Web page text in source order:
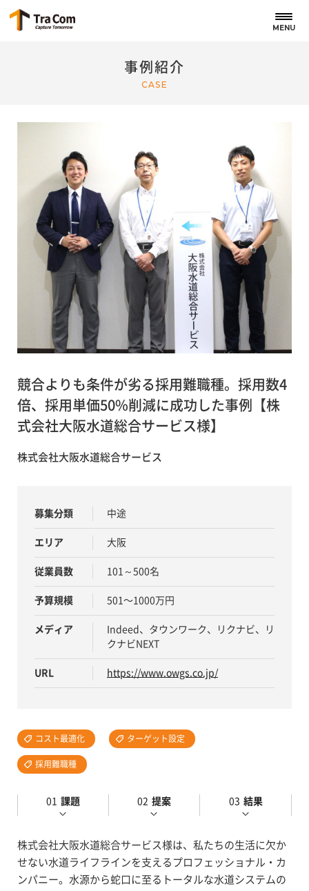
MENU
事例紹介
CASE
競合よりも条件が劣る採用難職種。採用数4
倍、採用単価50%削減に成功した事例【株
式会社大阪水道総合サービス様】
株式会社大阪水道総合サービス
募集分類 中途
エリア 大阪
従業員数 101～500名
予算規模 501〜1000万円
メディア
Indeed、タウンワーク、リクナビ、リ
クナビNEXT
URL https://www.owgs.co.jp/
コスト最適化 ターゲット設定
採用難職種
課題 提案 結果
株式会社大阪水道総合サービス様は、私たちの生活に欠か
せない水道ライフラインを支えるプロフェッショナル・カ
ンパニー。水源から蛇口に至るトータルな水道システムの